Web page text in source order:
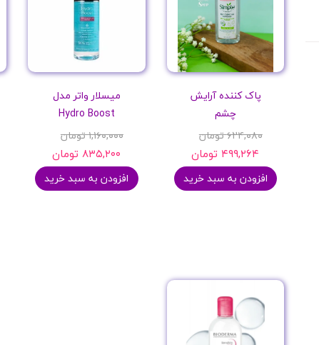
پاک کننده آرایش
چشم
۶۲۴,۰۸۰ تومان
۴۹۹,۲۶۴ تومان
افزودن به سبد خرید
میسلار واتر مدل
Hydro Boost
۱,۱۶۰,۰۰۰ تومان
۸۳۵,۲۰۰ تومان
افزودن به سبد خرید